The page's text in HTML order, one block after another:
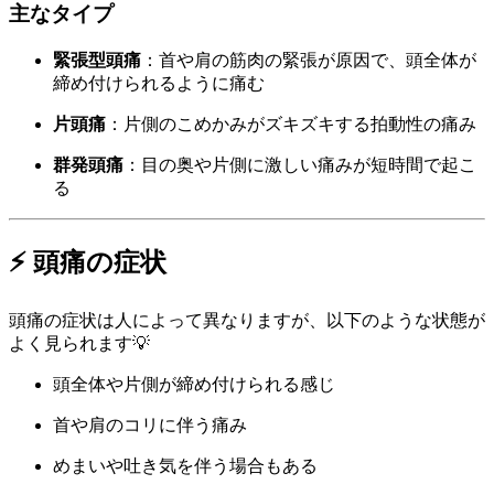
主なタイプ
緊張型頭痛 ：首や肩の筋肉の緊張が原因で、頭全体が
締め付けられるように痛む
片頭痛 ：片側のこめかみがズキズキする拍動性の痛み
群発頭痛 ：目の奥や片側に激しい痛みが短時間で起こ
る
⚡ 頭痛の症状
頭痛の症状は人によって異なりますが、以下のような状態が
よく見られます💡
頭全体や片側が締め付けられる感じ
首や肩のコリに伴う痛み
めまいや吐き気を伴う場合もある